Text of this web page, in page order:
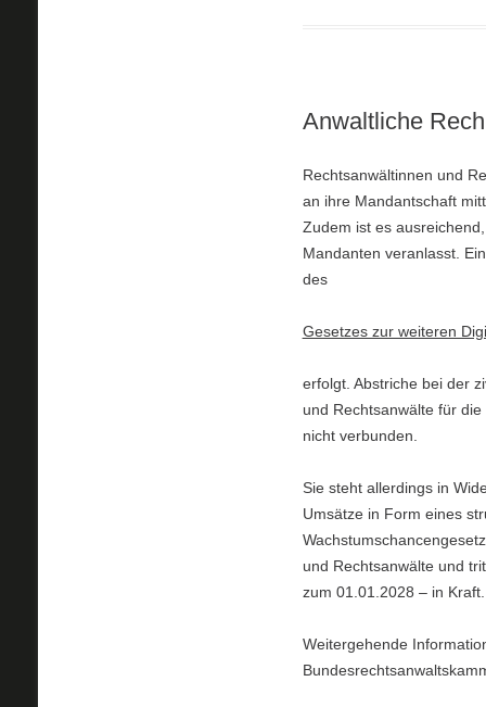
Anwaltliche
Rechtsanwältinnen und
an ihre Mandantschaft
Zudem ist es
Mandanten veranlasst.
des
Gesetzes zur weiteren
erfolgt. Abstriche bei der
und Rechtsanwälte für
nicht verbunden.
Sie steht allerdings in
Umsätze in Form eines
und Rechtsanwälte und
zum 01.01.2028 – in Kraft.
Weitergehende